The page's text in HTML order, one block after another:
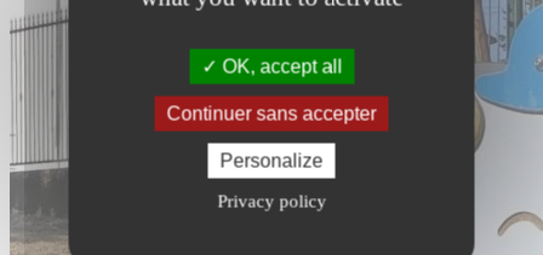
OK, accept all
Continuer sans accepter
Personalize
Privacy policy